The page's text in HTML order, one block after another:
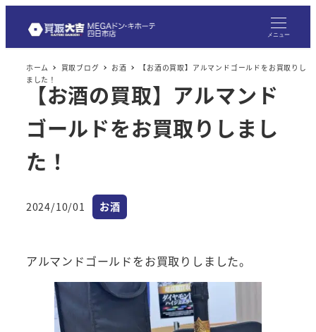
メニュー
ホーム 買取ブログ お酒
【お酒の買取】アルマンドゴールドをお買取りし
ました！
【お酒の買取】アルマンド
ゴールドをお買取りしまし
た！
投稿日
2024/10/01 カテゴリー
お酒
アルマンドゴールドをお買取りしました。